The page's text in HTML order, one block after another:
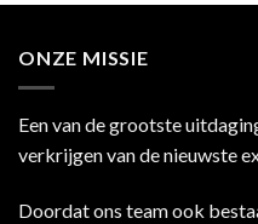
ONZE MISSIE
Een van de grootste
verkrijgen van de nieuwste
Doordat ons team ook